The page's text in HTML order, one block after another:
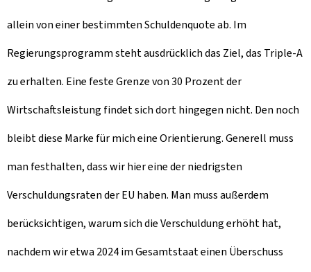
allein von einer bestimmten Schuldenquote ab. Im
Regierungsprogramm steht ausdrücklich das Ziel, das Triple-A
zu erhalten. Eine feste Grenze von 30 Prozent der
Wirtschaftsleistung findet sich dort hingegen nicht. Den noch
bleibt diese Marke für mich eine Orientierung. Generell muss
man festhalten, dass wir hier eine der niedrigsten
Verschuldungsraten der EU haben. Man muss außerdem
berücksichtigen, warum sich die Verschuldung erhöht hat,
nachdem wir etwa 2024 im Gesamtstaat einen Überschuss